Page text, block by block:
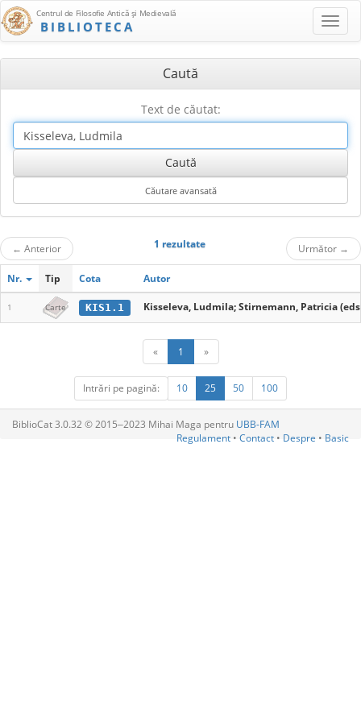
Centrul de Filosofie Antică şi Medievală
BIBLIOTECA
Caută
Text de căutat:
← Anterior 1 rezultate Următor →
Nr. Tip Cota Autor
1 Carte KIS1.1 Kisseleva, Ludmila; Stirnemann, Patricia
« 1 »
Intrări pe pagină: 10 25 50 100
BiblioCat 3.0.32 © 2015‒2023 Mihai Maga pentru UBB-FAM
Regulament • Contact • Despre • Basic